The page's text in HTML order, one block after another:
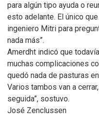
para algún tipo ayuda o
esto adelante. El único
ingeniero Mitri para
nada más”.
Amerdht indicó que
muchas complicaciones
quedó nada de pasturas
Varios tambos van a
seguida”, sostuvo.
José Zenclussen